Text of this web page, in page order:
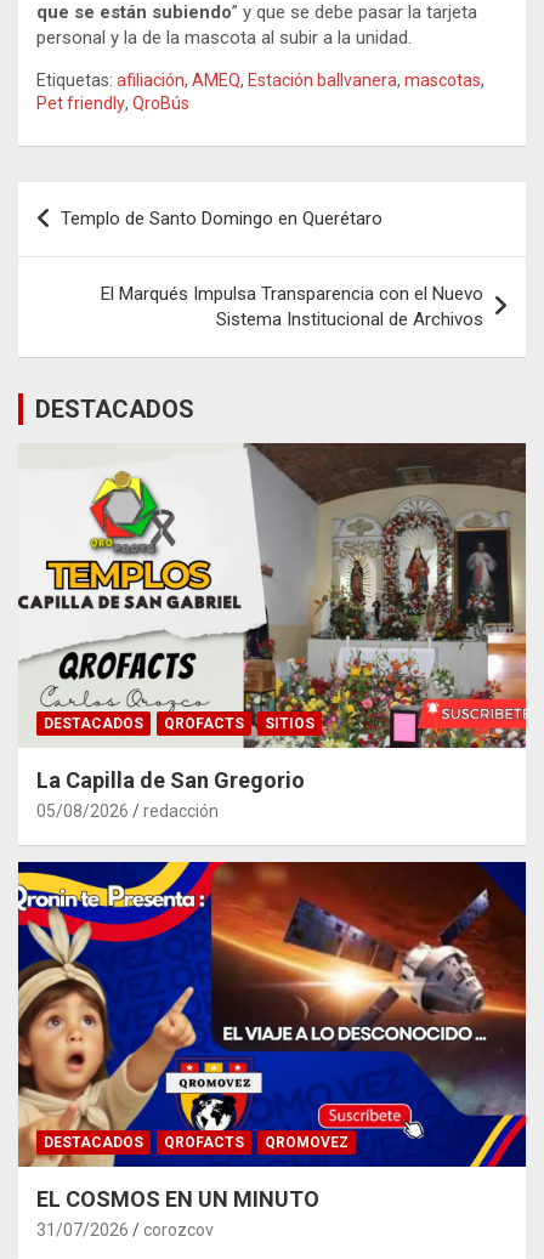
que se están subiendo” y que se debe pasar la tarjeta
personal y la de la mascota al subir a la unidad.
Etiquetas: afiliación, AMEQ, Estación ballvanera, mascotas,
Pet friendly, QroBús
Navegación
de
entradas
Templo de Santo Domingo en Querétaro
El Marqués Impulsa Transparencia con el Nuevo
Sistema Institucional de Archivos
DESTACADOS
DESTACADOS QROFACTS SITIOS
La Capilla de San Gregorio
05/08/2026 redacción
DESTACADOS QROFACTS QROMOVEZ
EL COSMOS EN UN MINUTO
31/07/2026 corozcov